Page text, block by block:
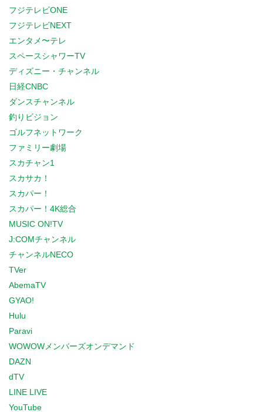
フジテレビONE
フジテレビNEXT
エンタメ〜テレ
スペースシャワーTV
ディズニー・チャンネル
日経CNBC
ダンスチャンネル
釣りビジョン
ゴルフネットワーク
ファミリー劇場
スカチャン1
スカサカ！
スカパー！
スカパー！4K総合
MUSIC ON!TV
J:COMチャンネル
チャンネルNECO
TVer
AbemaTV
GYAO!
Hulu
Paravi
WOWOWメンバーズオンデマンド
DAZN
dTV
LINE LIVE
YouTube